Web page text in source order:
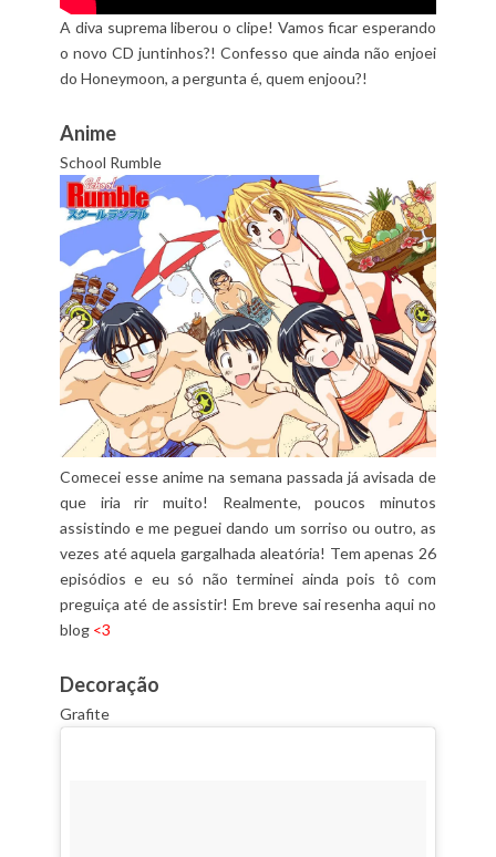
A diva suprema liberou o clipe! Vamos ficar esperando
o novo CD juntinhos?! Confesso que ainda não enjoei
do Honeymoon, a pergunta é, quem enjoou?!
Anime
School Rumble
Comecei esse anime na semana passada já avisada de
que iria rir muito! Realmente, poucos minutos
assistindo e me peguei dando um sorriso ou outro, as
vezes até aquela gargalhada aleatória! Tem apenas 26
episódios e eu só não terminei ainda pois tô com
preguiça até de assistir! Em breve sai resenha aqui no
blog <3
Decoração
Grafite